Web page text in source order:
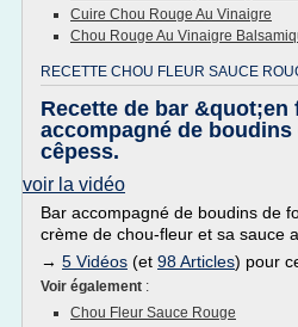
Cuire Chou Rouge Au Vinaigre
Chou Rouge Au Vinaigre
RECETTE CHOU FLEUR SAUCE
Recette de bar &quot;en
accompagné de
cêpess.
voir la vidéo
Bar accompagné de boudins de
crème de chou-fleur et sa sauce
→ 5 Vidéos (et 98 Articles) pour
Voir également :
Chou Fleur Sauce Rouge